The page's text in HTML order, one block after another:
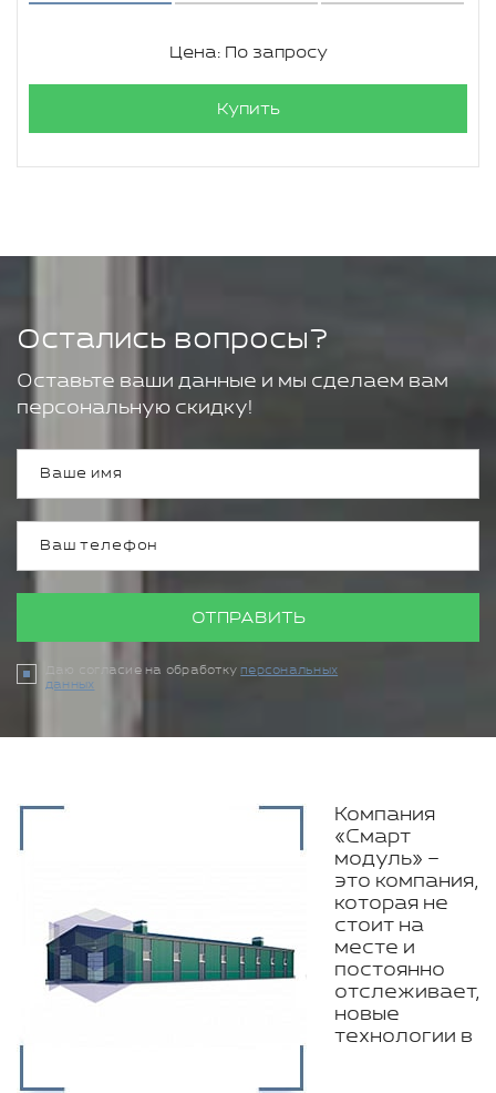
Цена: По запросу
Купить
Остались вопросы?
Оставьте ваши данные и мы сделаем вам
персональную скидку!
ОТПРАВИТЬ
Даю согласие на обработку персональных
данных
Компания
«Смарт
модуль» –
это компания,
которая не
стоит на
месте и
постоянно
отслеживает,
новые
технологии в